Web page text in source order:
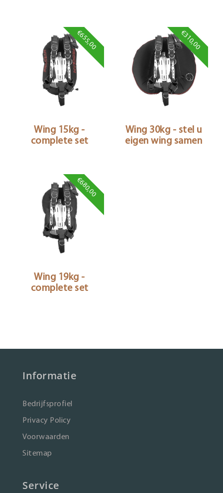
€655,00
Wing 15kg -
complete set
€310,00
Wing 30kg - stel u
eigen wing samen
€680,00
Wing 19kg -
complete set
Informatie
Bedrijfsprofiel
Privacy Policy
Voorwaarden
Sitemap
Service